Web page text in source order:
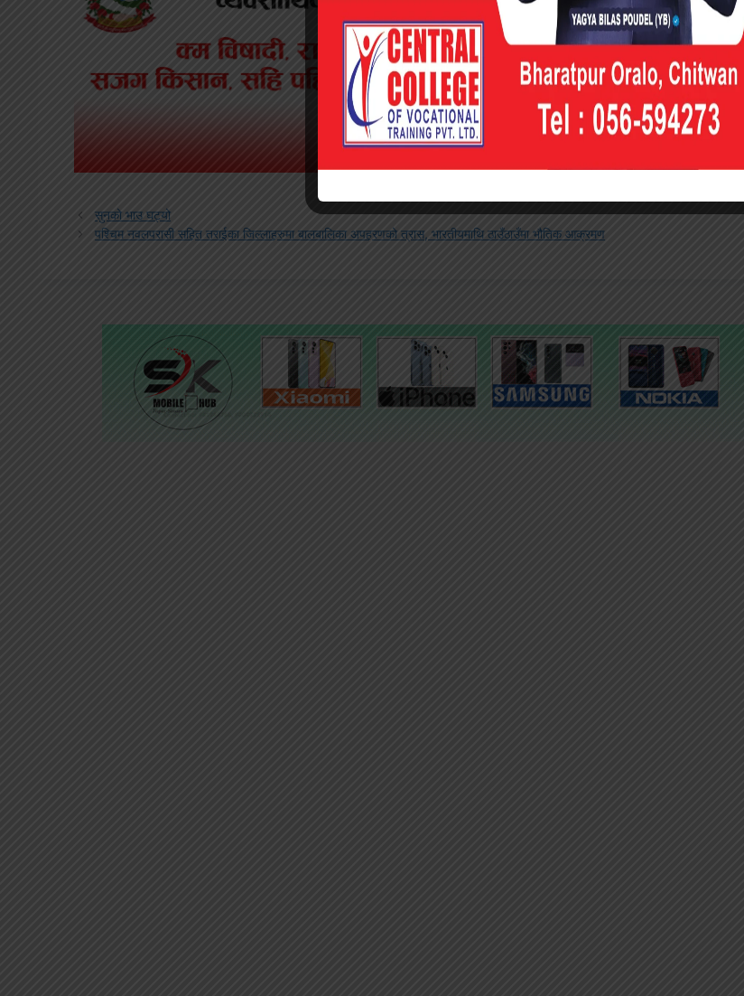
सुनको भाउ घट्यो
पश्चिम नवलपरासी सहित तराईका जिल्लाहरुमा बालबालिका अपहरणको त्रास, भारतीयमाथि ठाउँठाउँमा भौतिक आक्रमण